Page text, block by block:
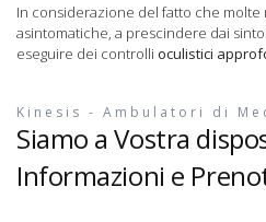
In considerazione del fatto che molte
asintomatiche, a prescindere dai
eseguire dei controlli oculistici
Kinesis - Ambulatori di
Siamo a Vostra
Informazioni e